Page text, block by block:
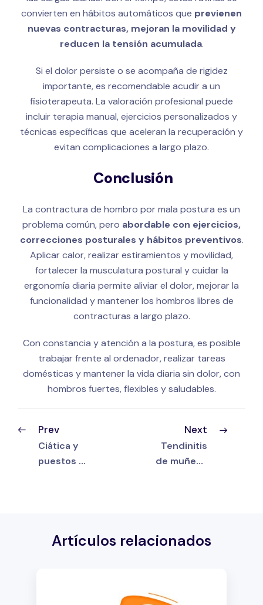
convierten en hábitos automáticos que previenen
nuevas contracturas, mejoran la movilidad y
reducen la tensión acumulada.
Si el dolor persiste o se acompaña de rigidez
importante, es recomendable acudir a un
fisioterapeuta. La valoración profesional puede
incluir terapia manual, ejercicios personalizados y
técnicas específicas que aceleran la recuperación y
evitan complicaciones a largo plazo.
Conclusión
La contractura de hombro por mala postura es un
problema común, pero abordable con ejercicios,
correcciones posturales y hábitos preventivos.
Aplicar calor, realizar estiramientos y movilidad,
fortalecer la musculatura postural y cuidar la
ergonomía diaria permite aliviar el dolor, mejorar la
funcionalidad y mantener los hombros libres de
contracturas a largo plazo.
Con constancia y atención a la postura, es posible
trabajar frente al ordenador, realizar tareas
domésticas y mantener la vida diaria sin dolor, con
hombros fuertes, flexibles y saludables.
Prev
Ciática y
puestos de
os +
Next
Tendinitis
de muñeca
en casa y
oficina